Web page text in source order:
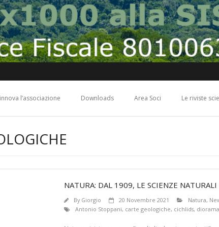
l’associazione Downloads Area Soci Le riviste
NATURA: DAL 1909, LE SCIENZE
By Giorgio 20 Novembre 2021 Natura,
Antonio Stoppani, carte geologiche, cichlids, diorama